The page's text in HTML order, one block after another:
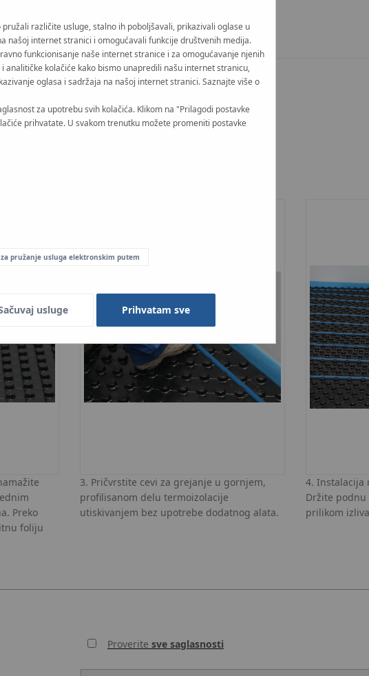
Preko
foliju
3. Pričvrstite cevi za grejanje u gornjem,
profilisanom delu termoizolacije
utiskivanjem bez upotrebe dodatnog alata.
4. Instalacija
Držite
prilikom
Proverite sve saglasnosti
različite usluge, stalno ih poboljšavali, prikazivali oglase u
našoj internet stranici i omogućavali funkcije društvenih medija.
funkcionisanje naše internet stranice i za omogućavanje njenih
analitičke kolačiće kako bismo unapredili našu internet stranicu,
oglasa i sadržaja na našoj internet stranici. Saznajte više o
za upotrebu svih kolačića. Klikom na "Prilagodi postavke
prihvatate. U svakom trenutku možete promeniti postavke
pružanje usluga elektronskim putem
usluge Prihvatam sve